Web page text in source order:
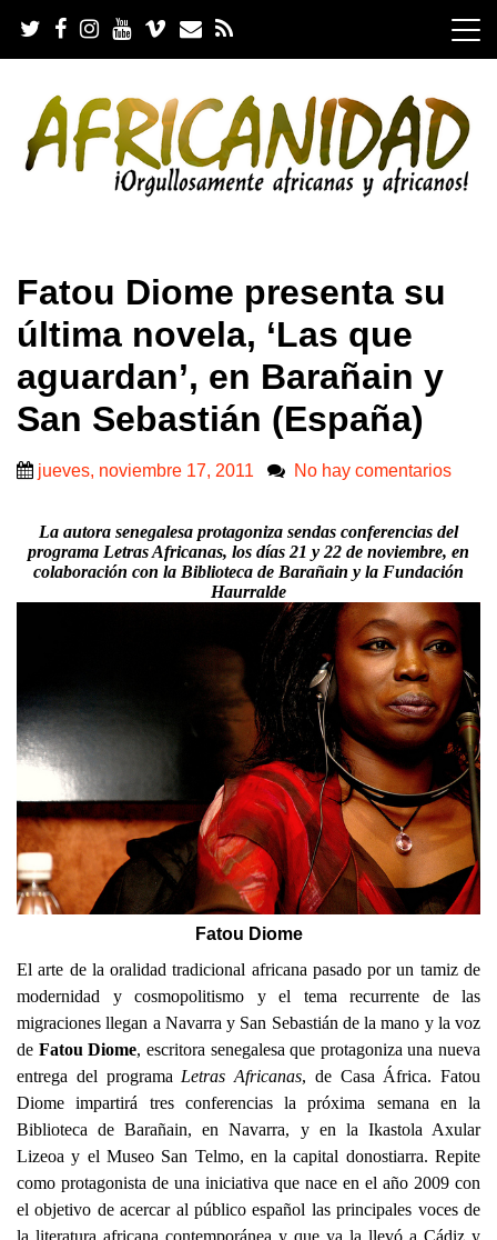
i
Fatou Diome presenta su
última novela, ‘Las que
aguardan’, en Barañain y
San Sebastián (España)
jueves, noviembre 17, 2011 No hay comentarios
La autora senegalesa protagoniza sendas conferencias del
programa Letras Africanas, los días 21 y 22 de noviembre, en
colaboración con la Biblioteca de Barañain y la Fundación
Haurralde
Fatou Diome
El arte de la oralidad tradicional africana pasado por un tamiz de
modernidad y cosmopolitismo y el tema recurrente de las
migraciones llegan a Navarra y San Sebastián de la mano y la voz
de Fatou Diome, escritora senegalesa que protagoniza una nueva
entrega del programaLetras Africanas, de Casa África. Fatou
Diome impartirá tres conferencias la próxima semana en la
Biblioteca de Barañain, en Navarra, y en la Ikastola Axular
Lizeoa y el Museo San Telmo, en la capital donostiarra. Repite
como protagonista de una iniciativa que nace en el año 2009 con
el objetivo de acercar al público español las principales voces de